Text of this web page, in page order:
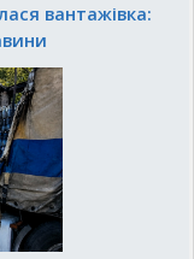
вантажівка: